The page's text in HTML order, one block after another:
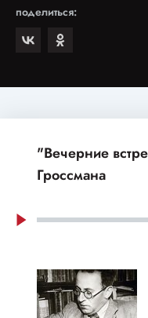
поделиться:
"Вечерние
Гроссмана